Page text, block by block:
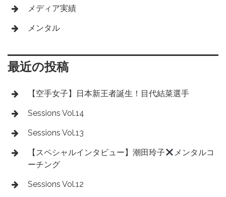
メディア実績
メンタル
最近の投稿
【空手女子】日本新王者誕生！目代結菜選手
Sessions Vol.14
Sessions Vol.13
【スペシャルインタビュー】潮田玲子
メンタルコ
ーチング
Sessions Vol.12